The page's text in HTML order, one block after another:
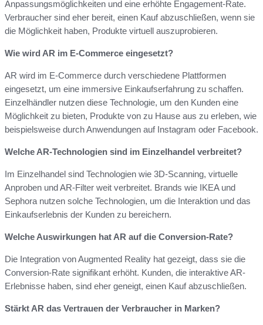
Anpassungsmöglichkeiten und eine erhöhte Engagement-Rate.
Verbraucher sind eher bereit, einen Kauf abzuschließen, wenn sie
die Möglichkeit haben, Produkte virtuell auszuprobieren.
Wie wird AR im E-Commerce eingesetzt?
AR wird im E-Commerce durch verschiedene Plattformen
eingesetzt, um eine immersive Einkaufserfahrung zu schaffen.
Einzelhändler nutzen diese Technologie, um den Kunden eine
Möglichkeit zu bieten, Produkte von zu Hause aus zu erleben, wie
beispielsweise durch Anwendungen auf Instagram oder Facebook.
Welche AR-Technologien sind im Einzelhandel verbreitet?
Im Einzelhandel sind Technologien wie 3D-Scanning, virtuelle
Anproben und AR-Filter weit verbreitet. Brands wie IKEA und
Sephora nutzen solche Technologien, um die Interaktion und das
Einkaufserlebnis der Kunden zu bereichern.
Welche Auswirkungen hat AR auf die Conversion-Rate?
Die Integration von Augmented Reality hat gezeigt, dass sie die
Conversion-Rate signifikant erhöht. Kunden, die interaktive AR-
Erlebnisse haben, sind eher geneigt, einen Kauf abzuschließen.
Stärkt AR das Vertrauen der Verbraucher in Marken?